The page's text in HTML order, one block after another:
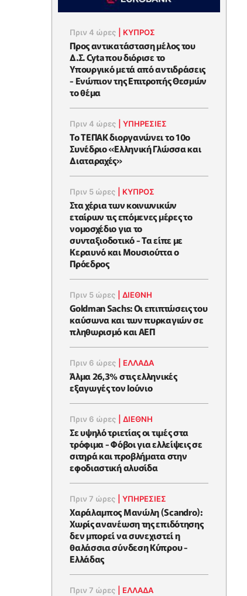
Πριν 4 ώρες ΚΥΠΡΟΣ
Προς αντικατάσταση μέλος του
Δ.Σ. Cyta που διόρισε το
Υπουργικό μετά από αντιδράσεις
- Ενώπιον της Επιτροπής Θεσμών
το θέμα
Πριν 4 ώρες |ΥΠΗΡΕΣΙΕΣ
Το ΤΕΠΑΚ διοργανώνει το 10ο
Συνέδριο «Ελληνική Γλώσσα και
Διαταραχές»
Πριν 5 ώρες ΚΥΠΡΟΣ
Στα χέρια των κοινωνικών
εταίρων τις επόμενες μέρες το
νομοσχέδιο για το
συνταξιοδοτικό - Τα είπε με
Κεραυνό και Μουσιούττα ο
Πρόεδρος
Πριν 5 ώρες |ΔΙΕΘΝΗ
Goldman Sachs: Οι επιπτώσεις του
καύσωνα και των πυρκαγιών σε
πληθωρισμό και ΑΕΠ
Πριν 6 ώρες ΕΛΛΆΔΑ
Άλμα 26,3% στις ελληνικές
εξαγωγές τον Ιούνιο
Πριν 6 ώρες |ΔΙΕΘΝΗ
Σε υψηλό τριετίας οι τιμές στα
τρόφιμα - Φόβοι για ελλείψεις σε
σιτηρά και προβλήματα στην
εφοδιαστική αλυσίδα
Πριν 7 ώρες |ΥΠΗΡΕΣΙΕΣ
Χαράλαμπος Μανώλη (Scandro):
Χωρίς ανανέωση της επιδότησης
δεν μπορεί να συνεχιστεί η
θαλάσσια σύνδεση Κύπρου -
Ελλάδας
Πριν 7 ώρες ΕΛΛΆΔΑ